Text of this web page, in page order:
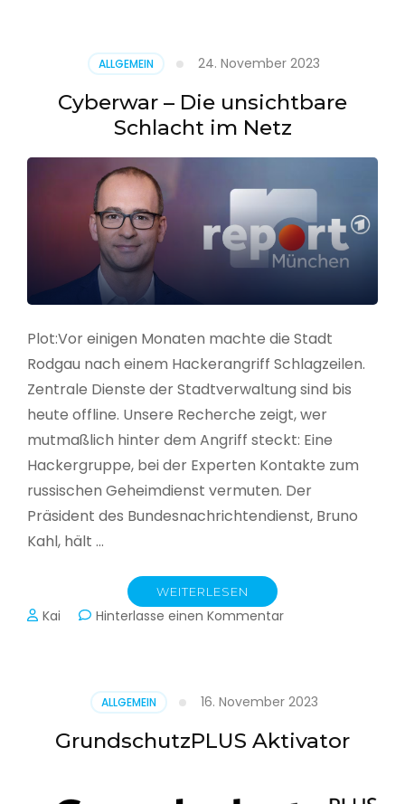
ALLGEMEIN 24. November 2023
Cyberwar – Die unsichtbare
Schlacht im Netz
Plot:Vor einigen Monaten machte die Stadt
Rodgau nach einem Hackerangriff Schlagzeilen.
Zentrale Dienste der Stadtverwaltung sind bis
heute offline. Unsere Recherche zeigt, wer
mutmaßlich hinter dem Angriff steckt: Eine
Hackergruppe, bei der Experten Kontakte zum
russischen Geheimdienst vermuten. Der
Präsident des Bundesnachrichtendienst, Bruno
Kahl, hält …
WEITERLESEN
Kai Hinterlasse einen Kommentarzu
Schlacht
im
Netz
ALLGEMEIN 16. November 2023
GrundschutzPLUS Aktivator